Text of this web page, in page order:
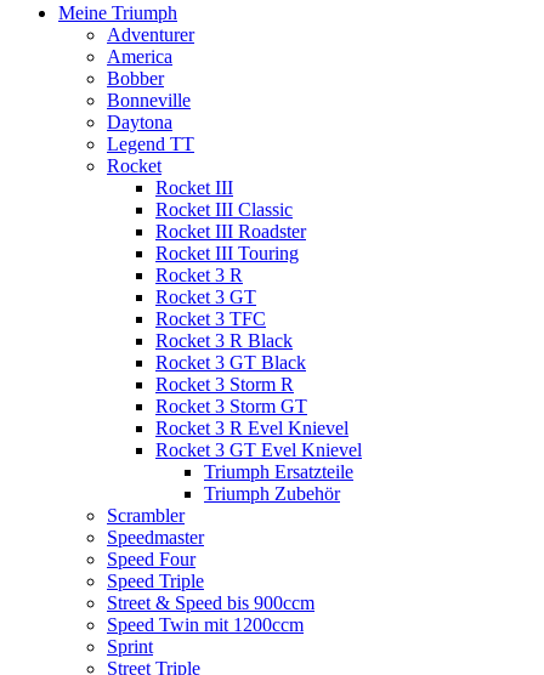
Meine Triumph
Adventurer
America
Bobber
Bonneville
Daytona
Legend TT
Rocket
Rocket III
Rocket III Classic
Rocket III Roadster
Rocket III Touring
Rocket 3 R
Rocket 3 GT
Rocket 3 TFC
Rocket 3 R Black
Rocket 3 GT Black
Rocket 3 Storm R
Rocket 3 Storm GT
Rocket 3 R Evel Knievel
Rocket 3 GT Evel Knievel
Triumph Ersatzteile
Triumph Zubehör
Scrambler
Speedmaster
Speed Four
Speed Triple
Street & Speed bis 900ccm
Speed Twin mit 1200ccm
Sprint
Street Triple